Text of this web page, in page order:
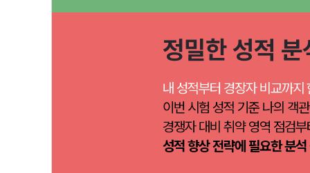
정밀한 성적
내 성적부터 경장자 비교까지
이번 시험 성적 기준 나의 객
경쟁자 대비 취약 영역 점검
성적 향상 전략에 필요한 분석